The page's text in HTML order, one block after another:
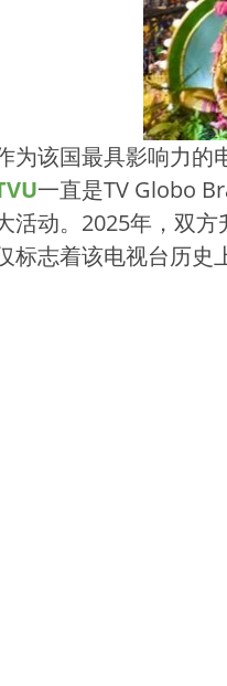
为该国最具影响力的
一直是TV Globo
活动。2025年，双
标志着该电视台历史